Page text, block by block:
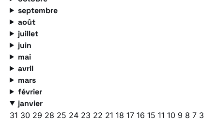
septembre
août
juillet
juin
mai
avril
mars
février
janvier
31 30 29 28 25 24 23 22 21 18 17 16 15 11 10 9 8 7 3